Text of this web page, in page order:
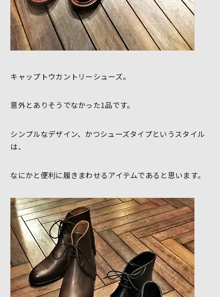
キャップトウカントリーシューズ。
意外とありそうでなかった1品です。
シンプルなデザイン、かつシューズタイプというスタイル
は、
なにかと便利に履きまわせるアイテムであると思います。